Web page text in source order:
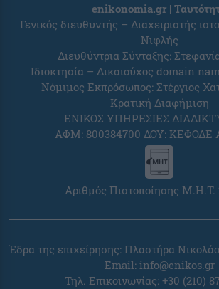
enikonomia.gr |
Γενικός διευθυντής – Διαχειριστής
Νιφλής
Διευθύντρια Σύνταξης:
Ιδιοκτησία – Δικαιούχος domain
Νόμιμος Εκπρόσωπος: Στέργιος
Κρατική Διαφήμιση
ΕΝΙΚΟΣ ΥΠΗΡΕΣΙΕΣ
ΑΦΜ: 800384700 ΔΟΥ: ΚΕΦΟΔΕ
Αριθμός Πιστοποίησης Μ.Η.Τ.
Έδρα της επιχείρησης: Πλαστήρα
Email: info@enikos.gr
Τηλ. Επικοινωνίας: +30 (210)